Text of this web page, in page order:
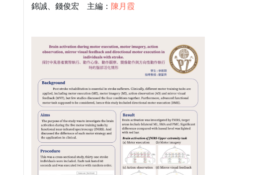
錦誠、錢俊宏 主編： 陳月霞